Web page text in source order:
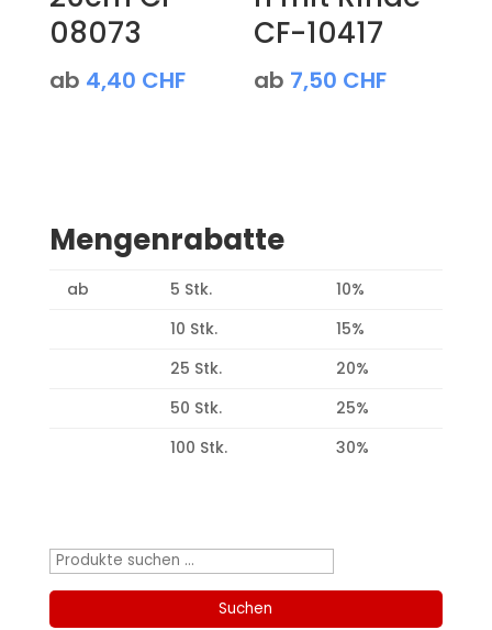
08073
ab 4,40 CHF
CF-10417
ab 7,50 CHF
Mengenrabatte
ab 5 Stk.
10%
10 Stk.
15%
25 Stk.
20%
50 Stk.
25%
100 Stk.
30%
Suchen
Suchen